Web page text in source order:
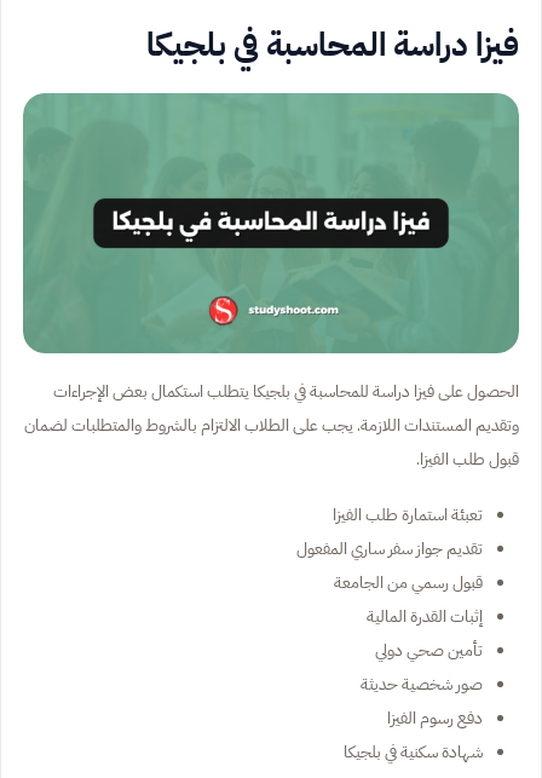
فيزا دراسة المحاسبة في بلجيكا
الحصول على فيزا دراسة للمحاسبة في بلجيكا يتطلب استكمال بعض الإجراءات
وتقديم المستندات اللازمة. يجب على الطلاب الالتزام بالشروط والمتطلبات لضمان
قبول طلب الفيزا.
تعبئة استمارة طلب الفيزا
تقديم جواز سفر ساري المفعول
قبول رسمي من الجامعة
إثبات القدرة المالية
تأمين صحي دولي
صور شخصية حديثة
دفع رسوم الفيزا
شهادة سكنية في بلجيكا